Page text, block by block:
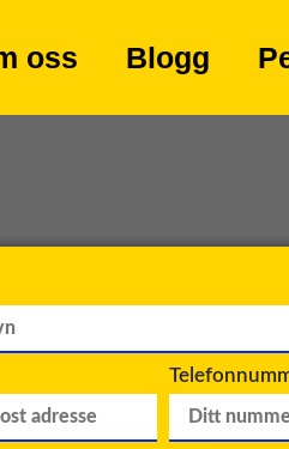
oss Blogg